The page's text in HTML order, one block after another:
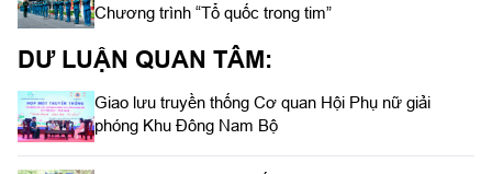
Chương trình “Tổ quốc trong tim”
DƯ LUẬN QUAN TÂM:
Giao lưu truyền thống Cơ quan Hội Phụ nữ giải
phóng Khu Đông Nam Bộ